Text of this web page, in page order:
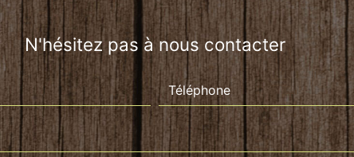
N'hésitez pas à nous contacter